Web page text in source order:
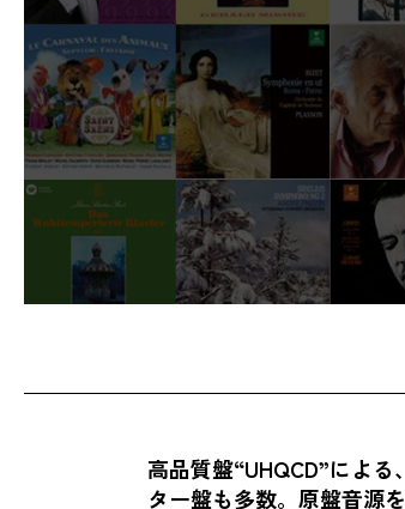
高品質盤“UHQCD”によ
ター盤も多数。原盤音源